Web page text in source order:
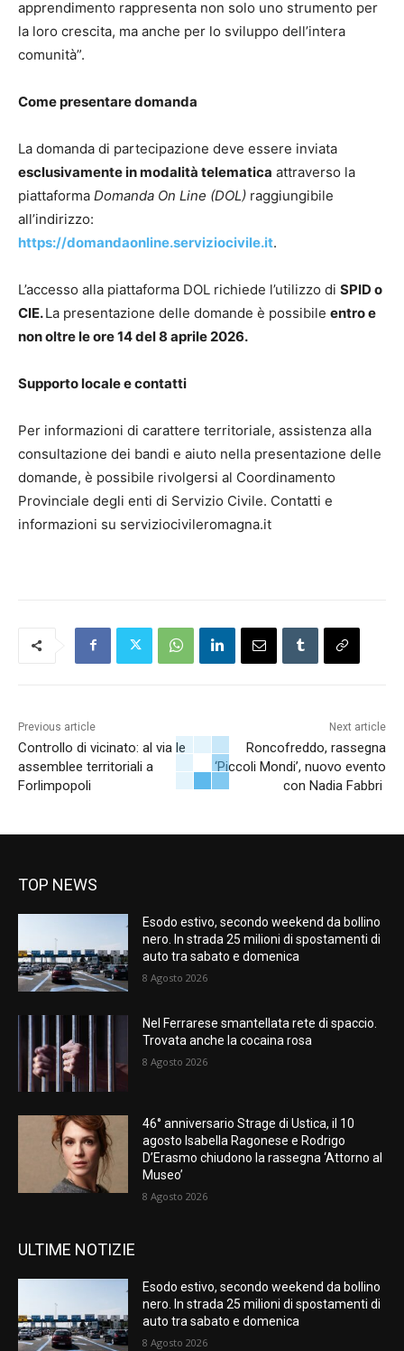
apprendimento rappresenta non solo uno strumento per
la loro crescita, ma anche per lo sviluppo dell’intera
comunità”.
Come presentare domanda
La domanda di partecipazione deve essere inviata
esclusivamente in modalità telematica attraverso la
piattaforma Domanda On Line (DOL) raggiungibile
all’indirizzo:
https://domandaonline.serviziocivile.it.
L’accesso alla piattaforma DOL richiede l’utilizzo di SPID o
CIE.La presentazione delle domande è possibile entro e
non oltre le ore 14 del 8 aprile 2026.
Supporto locale e contatti
Per informazioni di carattere territoriale, assistenza alla
consultazione dei bandi e aiuto nella presentazione delle
domande, è possibile rivolgersi al Coordinamento
Provinciale degli enti di Servizio Civile. Contatti e
informazioni su serviziocivileromagna.it
Previous article
Controllo di vicinato: al via le
assemblee territoriali a
Forlimpopoli
Next article
Roncofreddo, rassegna
‘Piccoli Mondi’, nuovo evento
con Nadia Fabbri
TOP NEWS
Esodo estivo, secondo weekend da bollino
nero. In strada 25 milioni di spostamenti di
auto tra sabato e domenica
8 Agosto 2026
Nel Ferrarese smantellata rete di spaccio.
Trovata anche la cocaina rosa
8 Agosto 2026
46° anniversario Strage di Ustica, il 10
agosto Isabella Ragonese e Rodrigo
D’Erasmo chiudono la rassegna ‘Attorno al
Museo’
8 Agosto 2026
ULTIME NOTIZIE
Esodo estivo, secondo weekend da bollino
nero. In strada 25 milioni di spostamenti di
auto tra sabato e domenica
8 Agosto 2026